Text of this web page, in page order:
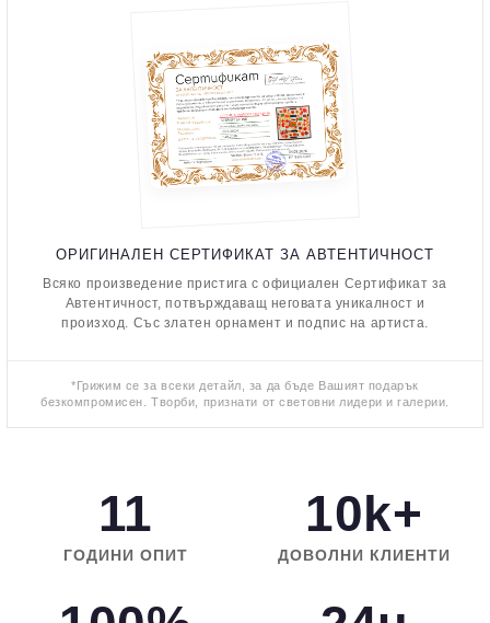
ОРИГИНАЛЕН СЕРТИФИКАТ ЗА АВТЕНТИЧНОСТ
Всяко произведение пристига с официален Сертификат за
Автентичност, потвърждаващ неговата уникалност и
произход. Със златен орнамент и подпис на артиста.
*Грижим се за всеки детайл, за да бъде Вашият подарък
безкомпромисен. Творби, признати от световни лидери и галерии.
11
ГОДИНИ ОПИТ
10k+
ДОВОЛНИ КЛИЕНТИ